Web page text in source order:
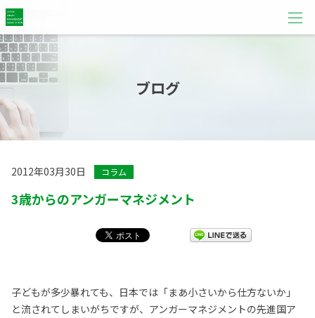
ブログ
2012年03月30日 コラム
3歳からのアンガーマネジメント
子どもが多少暴れても、日本では「まあ小さいから仕方ないか」
と流されてしまいがちですが、アンガーマネジメントの先進国ア